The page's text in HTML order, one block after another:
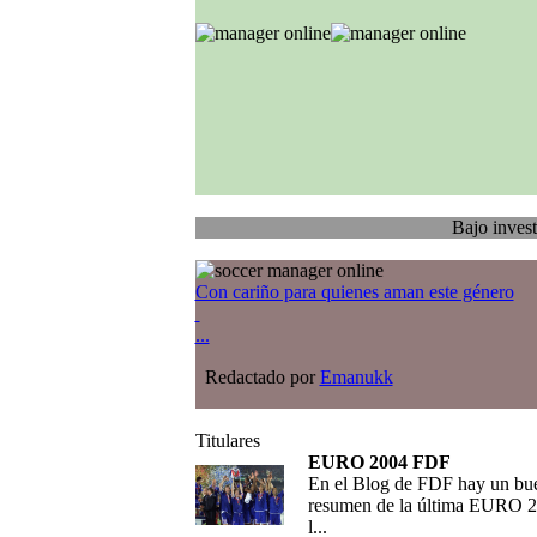
Bajo investigación
Con cariño para quienes aman este género
...
Redactado porEmanukk
Titulares
EURO 2004 FDF
En el Blog de FDF hay un
resumen de la última EURO
l...